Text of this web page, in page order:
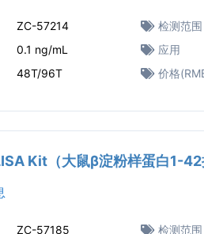
ZC-57214 检测范围
0.1 ng/mL 应用
48T/96T 价格
Kit（大鼠β淀粉样蛋白1-42
ZC-57185 检测范围